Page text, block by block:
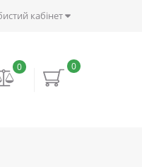
кабінет
0
0